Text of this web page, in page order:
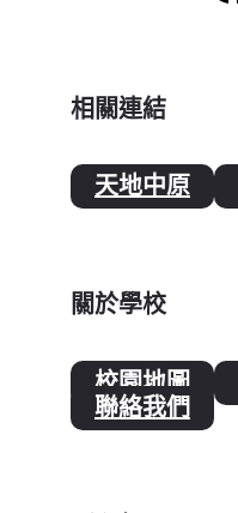
相關連結
天地中原
關於學校
校園地圖
聯絡我們